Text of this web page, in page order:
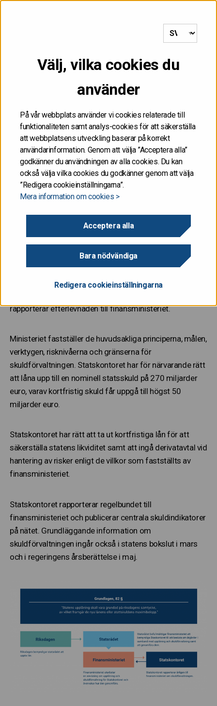
Välj, vilka cookies du
använder
På vår webbplats använder vi cookies relaterade till
funktionaliteten samt analys-cookies för att säkerställa
att webbplatsens utveckling baserar på korrekt
användarinformation. Genom att välja ”Acceptera alla”
godkänner du användningen av alla cookies. Du kan
också välja vilka cookies du godkänner genom att välja
”Redigera cookieinställningarna”.
Mera information om cookies >
Acceptera alla
Bara nödvändiga
Redigera cookieinställningarna
MENY
/Riskhantering /Ramverk för skuldförvaltning
skuldförvaltning
Finansministeriet fastställer strategin för statens
skuldförvaltning. För 2024–2028 är målet att säkerställa
likviditet under alla omständigheter och minimera de
långsiktiga skuldkostnaderna på en acceptabel risknivå.
Strategin syftar också till att förlänga skuldens
genomsnittliga räntebindningstid, det vill säga den
genomsnittliga tiden innan skuldportföljens
räntekostnader fastställs på nytt.
Statskontoret förvaltar skulden i enlighet med
rapporterar efterlevnaden till finansministeriet.
Ministeriet fastställer de huvudsakliga principerna, målen,
verktygen, risknivåerna och gränserna för
skuldförvaltningen. Statskontoret har för närvarande rätt
att låna upp till en nominell statsskuld på 270 miljarder
euro, varav kortfristig skuld får uppgå till högst 50
miljarder euro.
Statskontoret har rätt att ta ut kortfristiga lån för att
säkerställa statens likviditet samt att ingå derivatavtal vid
hantering av risker enligt de villkor som fastställts av
finansministeriet.
Statskontoret rapporterar regelbundet till
finansministeriet och publicerar centrala skuldindikatorer
på nätet. Grundläggande information om
skuldförvaltningen ingår också i statens bokslut i mars
och i regeringens årsberättelse i maj.